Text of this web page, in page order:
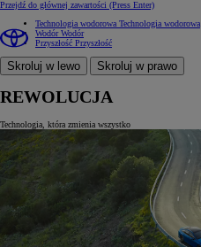
Przejdź do głównej zawartości (Press Enter)
Technologia wodorowa Technologia wodorowa
WodórWodór
Przyszłość Przyszłość
Skroluj w lewo Skroluj w prawo
REWOLUCJA
Technologia, która zmienia wszystko